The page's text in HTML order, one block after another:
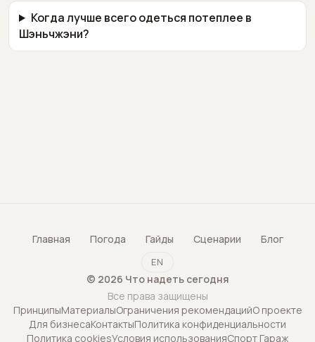
Когда лучше всего одеться потеплее в
Шэньчжэни?
Главная Погода Гайды Сценарии Блог
EN
© 2026 Что надеть сегодня
Все права защищены
ПринципыМатериалыОграничения рекомендацийО проекте
Для бизнесаКонтактыПолитика конфиденциальности
Политика cookiesУсловия использованияСпорт Гараж